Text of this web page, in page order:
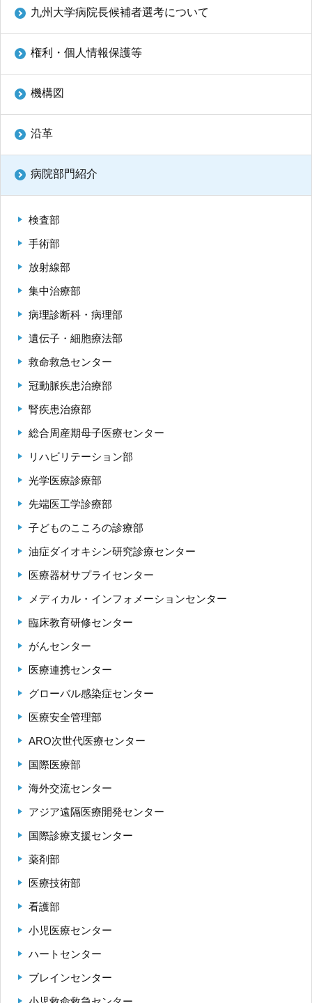
TEL.092-642-5163
初 診／8：30～11：00
8：20～17：00
※九州大学病院は敷地内全面禁煙です
病院案内図
外来
九州大学病院基金についてご寄付のお願い
公式YouTube
九州大学大学院 歯学研究院
九州大学大学院 薬学研究院
九州大学病院 別府病院
九州大学病院長候補者選考について
権利・個人情報保護等
機構図
沿革
病院部門紹介
検査部
手術部
放射線部
集中治療部
病理診断科・病理部
遺伝子・細胞療法部
救命救急センター
冠動脈疾患治療部
腎疾患治療部
総合周産期母子医療センター
リハビリテーション部
光学医療診療部
先端医工学診療部
子どものこころの診療部
油症ダイオキシン研究診療センター
医療器材サプライセンター
メディカル・インフォメーションセンター
臨床教育研修センター
がんセンター
医療連携センター
グローバル感染症センター
医療安全管理部
ARO次世代医療センター
国際医療部
海外交流センター
アジア遠隔医療開発センター
国際診療支援センター
薬剤部
医療技術部
看護部
小児医療センター
ハートセンター
ブレインセンター